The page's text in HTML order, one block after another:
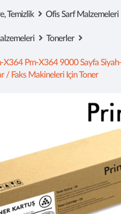
Temizlik Ofis Sarf Malzemeleri
Tonerler
X364 Pm-X364 9000 Sayfa
/ Faks Makineleri Için Toner